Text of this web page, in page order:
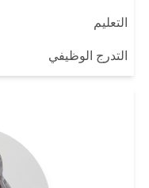
التعليم
التدرج الوظيفي